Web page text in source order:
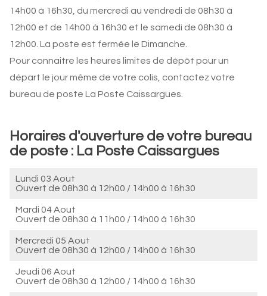
14h00 à 16h30, du mercredi au vendredi de 08h30 à
12h00 et de 14h00 à 16h30 et le samedi de 08h30 à
12h00. La poste est fermée le Dimanche.
Pour connaitre les heures limites de dépôt pour un
départ le jour même de votre colis, contactez votre
bureau de poste La Poste Caissargues.
Horaires d'ouverture de votre bureau
de poste : La Poste Caissargues
Lundi 03 Aout
Ouvert de 08h30 à 12h00 / 14h00 à 16h30
Mardi 04 Aout
Ouvert de 08h30 à 11h00 / 14h00 à 16h30
Mercredi 05 Aout
Ouvert de 08h30 à 12h00 / 14h00 à 16h30
Jeudi 06 Aout
Ouvert de 08h30 à 12h00 / 14h00 à 16h30